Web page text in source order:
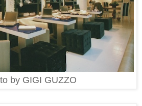
by GIGI GUZZO